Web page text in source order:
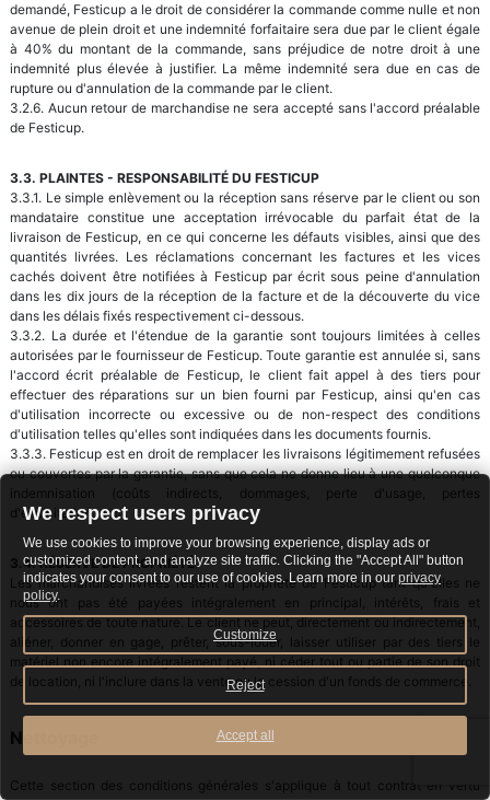
demandé, Festicup a le droit de considérer la commande comme nulle et non
avenue de plein droit et une indemnité forfaitaire sera due par le client égale
à 40% du montant de la commande, sans préjudice de notre droit à une
indemnité plus élevée à justifier. La même indemnité sera due en cas de
rupture ou d'annulation de la commande par le client.
3.2.6. Aucun retour de marchandise ne sera accepté sans l'accord préalable
de Festicup.
3.3. PLAINTES - RESPONSABILITÉ DU FESTICUP
3.3.1. Le simple enlèvement ou la réception sans réserve par le client ou son
mandataire constitue une acceptation irrévocable du parfait état de la
livraison de Festicup, en ce qui concerne les défauts visibles, ainsi que des
quantités livrées. Les réclamations concernant les factures et les vices
cachés doivent être notifiées à Festicup par écrit sous peine d'annulation
dans les dix jours de la réception de la facture et de la découverte du vice
dans les délais fixés respectivement ci-dessous.
3.3.2. La durée et l'étendue de la garantie sont toujours limitées à celles
autorisées par le fournisseur de Festicup. Toute garantie est annulée si, sans
l'accord écrit préalable de Festicup, le client fait appel à des tiers pour
effectuer des réparations sur un bien fourni par Festicup, ainsi qu'en cas
d'utilisation incorrecte ou excessive ou de non-respect des conditions
d'utilisation telles qu'elles sont indiquées dans les documents fournis.
3.3.3. Festicup est en droit de remplacer les livraisons légitimement refusées
ou couvertes par la garantie, sans que cela ne donne lieu à une quelconque
indemnisation (coûts indirects, dommages, perte d'usage, pertes
d'exploitation, etc.
3.4. RÉSERVE DE PROPRIÉTÉ
Les marchandises livrées restent la propriété de Festicup tant qu'elles ne
nous ont pas été payées intégralement en principal, intérêts, frais et
accessoires de toute nature. Le client ne peut, directement ou indirectement,
aliéner, donner en gage, prêter, sous-louer, laisser utiliser par des tiers le
matériel non encore intégralement payé, ni céder tout ou partie de son droit
de location, ni l'inclure dans la vente ou la cession d'un fonds de commerce.
Nettoyage
Cette section des conditions générales s'applique à tout contrat en vertu
We respect users privacy
We use cookies to improve your browsing experience, display ads or
customized content, and analyze site traffic. Clicking the "Accept All" button
indicates your consent to our use of cookies. Learn more in ourprivacy
policy.
Customize
Reject
Accept all